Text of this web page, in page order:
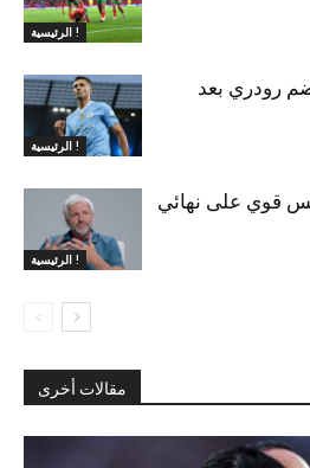
الرئيسية !
الرئيسية !
رودري بعد
الرئيسية !
قوي على نهائي
مقالات أخرى